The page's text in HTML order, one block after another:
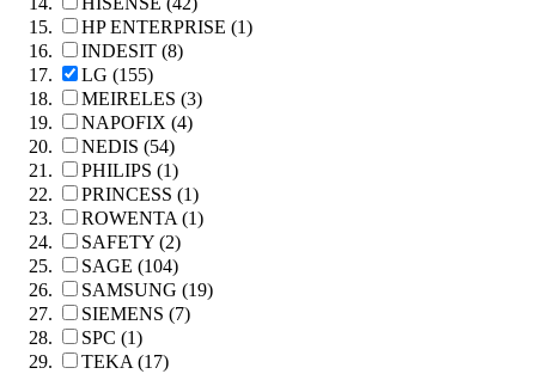
HP ENTERPRISE (1)
INDESIT (8)
LG (155)
MEIRELES (3)
NAPOFIX (4)
NEDIS (54)
PHILIPS (1)
PRINCESS (1)
ROWENTA (1)
SAFETY (2)
SAGE (104)
SAMSUNG (19)
SIEMENS (7)
SPC (1)
TEKA (17)